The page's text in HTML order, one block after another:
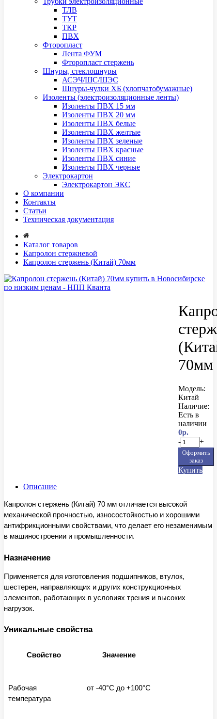
ТЛВ
ТУТ
ТКР
ПВХ
Фторопласт
Лента ФУМ
Фторопласт стержень
Шнуры, стеклошнуры
АСЭЧ/ШС/ШЭС
Шнуры-чулки ХБ (хлопчатобумажные)
Изоленты (электроизоляционные ленты)
Изоленты ПВХ 15 мм
Изоленты ПВХ 20 мм
Изоленты ПВХ белые
Изоленты ПВХ желтые
Изоленты ПВХ зеленые
Изоленты ПВХ красные
Изоленты ПВХ синие
Изоленты ПВХ черные
Электрокартон
Электрокартон ЭКС
О компании
Контакты
Статьи
Техническая документация
Каталог товаров
Капролон стержневой
Капролон стержень (Китай) 70мм
70мм
Модель:
Китай
Наличие:
Есть в
наличии
0р.
-
+
Оформить
заказ
Купить
Описание
Капролон стержень (Китай) 70 мм отличается высокой
механической прочностью, износостойкостью и хорошими
антифрикционными свойствами, что делает его незаменимым
в машиностроении и промышленности.
Назначение
Применяется для изготовления подшипников, втулок,
шестерен, направляющих и других конструкционных
элементов, работающих в условиях трения и высоких
нагрузок.
Уникальные свойства
Свойство Значение
Рабочая
температура
от -40°C до +100°C